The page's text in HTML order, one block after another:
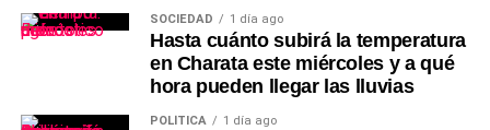
SOCIEDAD 1 día ago
Hasta cuánto subirá la temperatura
en Charata este miércoles y a qué
hora pueden llegar las lluvias
POLÍTICA 1 día ago